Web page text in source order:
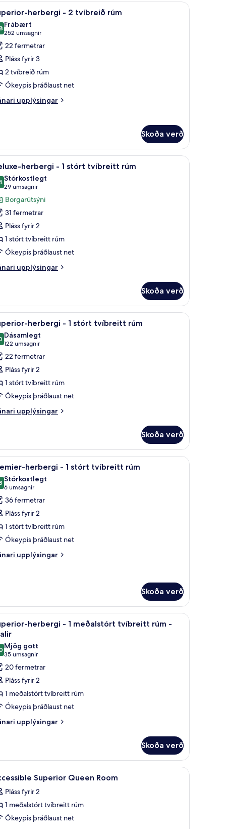
rúm - gott aðgengi | Ítölsk Frette-rúmföt, rúmföt af bestu gerð,
Superior-herbergi - 2 tvíbreið rúm | Ítölsk
6 herbergi - 2 tvíbreið rúm
af 10
Frábært
252 umsagnir
(252
umsagnir)
22 fermetrar
Pláss fyrir 3
2 tvíbreið rúm
Ókeypis þráðlaust net
upplýsingar
Skoða verð
dúnsængur Deluxe-herbergi - 1 stórt tvíbreitt rúm |
6 herbergi - 1 stórt tvíbreitt rúm
af 10
Stórkostlegt
29 umsagnir
(29
umsagnir)
Borgarútsýni
31 fermetrar
Pláss fyrir 2
1 stórt tvíbreitt rúm
Ókeypis þráðlaust net
upplýsingar
Skoða verð
| Ítölsk Frette-rúmföt, rúmföt af bestu gerð, dúnsængur
Superior-herbergi - 1 stórt tvíbreitt rúm |
4 herbergi - 1 stórt tvíbreitt rúm
af 10
Dásamlegt
122 umsagnir
(122
umsagnir)
22 fermetrar
Pláss fyrir 2
1 stórt tvíbreitt rúm
Ókeypis þráðlaust net
upplýsingar
Skoða verð
Frette-rúmföt, rúmföt af bestu gerð, dúnsængur
Premier-herbergi - 1 stórt tvíbreitt rúm |
6 herbergi - 1 stórt tvíbreitt rúm
af 10
Stórkostlegt
6 umsagnir
(6
umsagnir)
36 fermetrar
Pláss fyrir 2
1 stórt tvíbreitt rúm
Ókeypis þráðlaust net
upplýsingar
Skoða verð
dúnsængur Ítölsk Frette-rúmföt, rúmföt af bestu gerð,
4
herbergi - 1 meðalstórt tvíbreitt rúm -
af 10
Mjög gott
35 umsagnir
(35
umsagnir)
20 fermetrar
Pláss fyrir 2
1 meðalstórt tvíbreitt rúm
Ókeypis þráðlaust net
upplýsingar
Skoða verð
dúnsængur Ítölsk Frette-rúmföt, rúmföt af bestu gerð,
7 Superior Queen Room
Pláss fyrir 2
1 meðalstórt tvíbreitt rúm
Ókeypis þráðlaust net